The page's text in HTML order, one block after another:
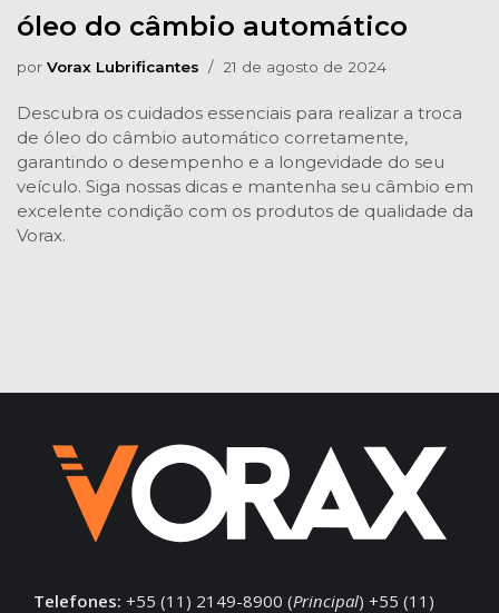
óleo do câmbio automático
por Vorax Lubrificantes 21 de agosto de 2024
Descubra os cuidados essenciais para realizar a troca
de óleo do câmbio automático corretamente,
garantindo o desempenho e a longevidade do seu
veículo. Siga nossas dicas e mantenha seu câmbio em
excelente condição com os produtos de qualidade da
Vorax.
Telefones: +55 (11) 2149-8900 (Principal) +55 (11)